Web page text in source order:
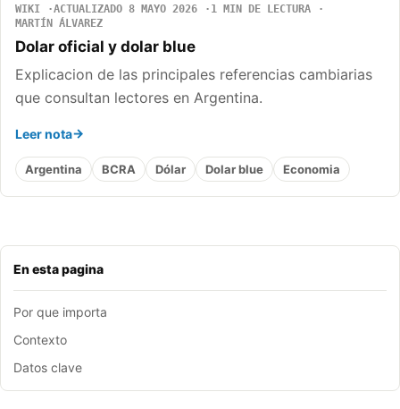
En esta pagina
Por que importa
Contexto
Datos clave
WIKI ACTUALIZADO 8 MAYO 2026
1 MIN DE LECTURA
MARTÍN ÁLVAREZ
Dolar oficial y dolar blue
Explicacion de las principales referencias cambiarias
que consultan lectores en Argentina.
Leer nota
Argentina BCRA Dólar Dolar blue Economia